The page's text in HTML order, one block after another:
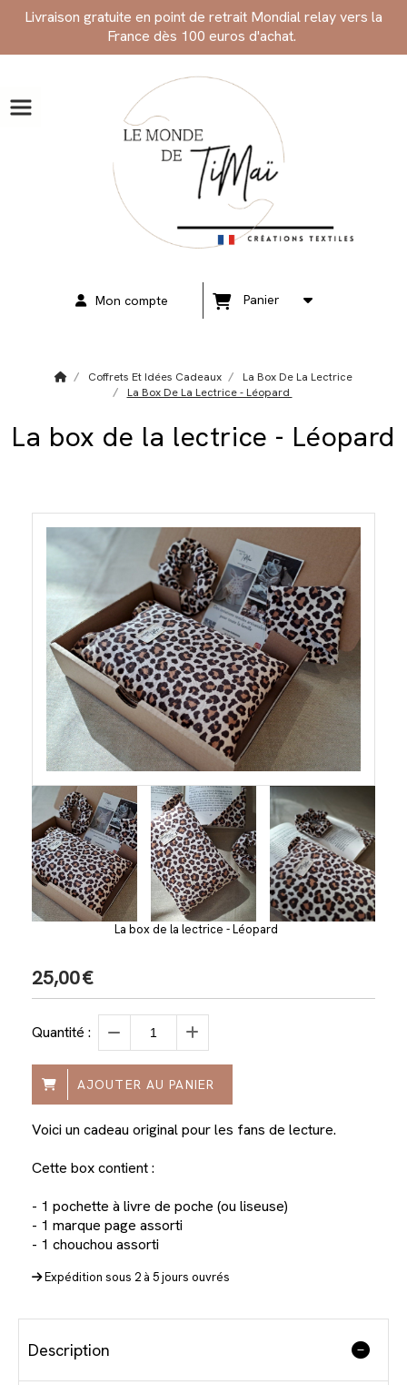
Livraison gratuite en point de retrait Mondial relay vers la
France dès 100 euros d'achat.
Mon compte Panier
Coffrets Et Idées Cadeaux
La Box De La Lectrice
La Box De La Lectrice - Léopard
La box de la lectrice - Léopard
La box de la lectrice - Léopard
25,00€
Quantité :
AJOUTER AU PANIER
Voici un cadeau original pour les fans de lecture.
Cette box contient :
- 1 pochette à livre de poche (ou liseuse)
- 1 marque page assorti
- 1 chouchou assorti
Expédition sous 2 à 5 jours ouvrés
Description